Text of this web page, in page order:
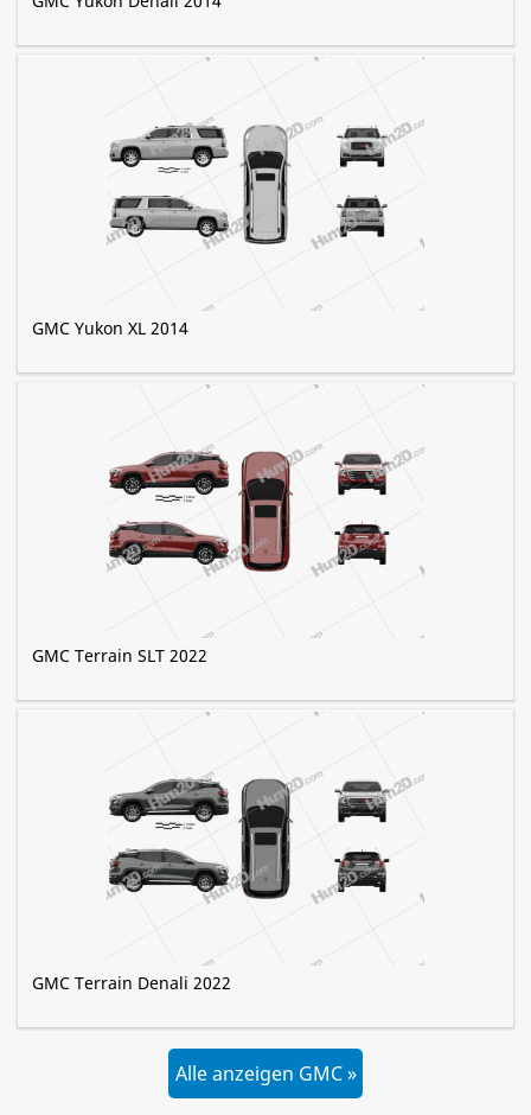
GMC Yukon XL 2014
GMC Terrain SLT 2022
GMC Terrain Denali 2022
Alle anzeigen GMC »